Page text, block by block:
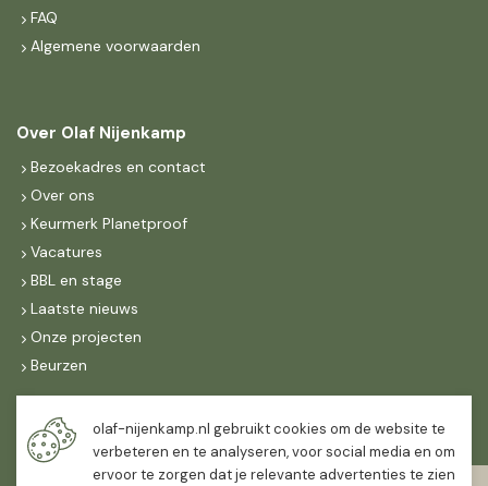
FAQ
Algemene voorwaarden
Over Olaf Nijenkamp
Bezoekadres en contact
Over ons
Keurmerk Planetproof
Vacatures
BBL en stage
Laatste nieuws
Onze projecten
Beurzen
Maandag t/m vrijdag
07:30-
16:30
olaf-nijenkamp.nl gebruikt cookies om de website te
verbeteren en te analyseren, voor social media en om
ervoor te zorgen dat je relevante advertenties te zien